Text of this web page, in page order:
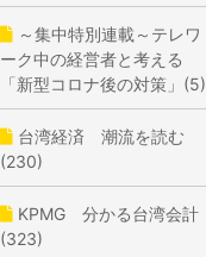
～集中特別連載～テレワ
ーク中の経営者と考える
「新型コロナ後の対策」(5)
台湾経済 潮流を読む
(230)
KPMG 分かる台湾会計
(323)